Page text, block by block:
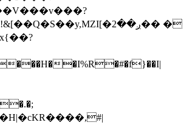
�I%R�#�f}��I|